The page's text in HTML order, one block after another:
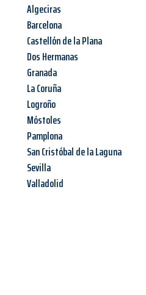
Algeciras
Barcelona
Castellón de la Plana
Dos Hermanas
Granada
La Coruña
Logroño
Móstoles
Pamplona
San Cristóbal de la Laguna
Sevilla
Valladolid